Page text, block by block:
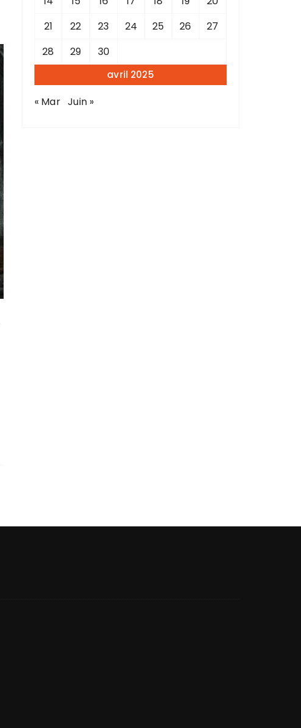
avril 2025
21
22 23 24 25 26
27
28
29 30
« Mar Juin »